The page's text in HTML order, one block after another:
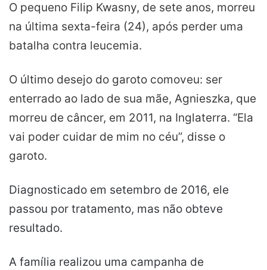
O pequeno Filip Kwasny, de sete anos, morreu
na última sexta-feira (24), após perder uma
batalha contra leucemia.
O último desejo do garoto comoveu: ser
enterrado ao lado de sua mãe, Agnieszka, que
morreu de câncer, em 2011, na Inglaterra. “Ela
vai poder cuidar de mim no céu”, disse o
garoto.
Diagnosticado em setembro de 2016, ele
passou por tratamento, mas não obteve
resultado.
A família realizou uma campanha de